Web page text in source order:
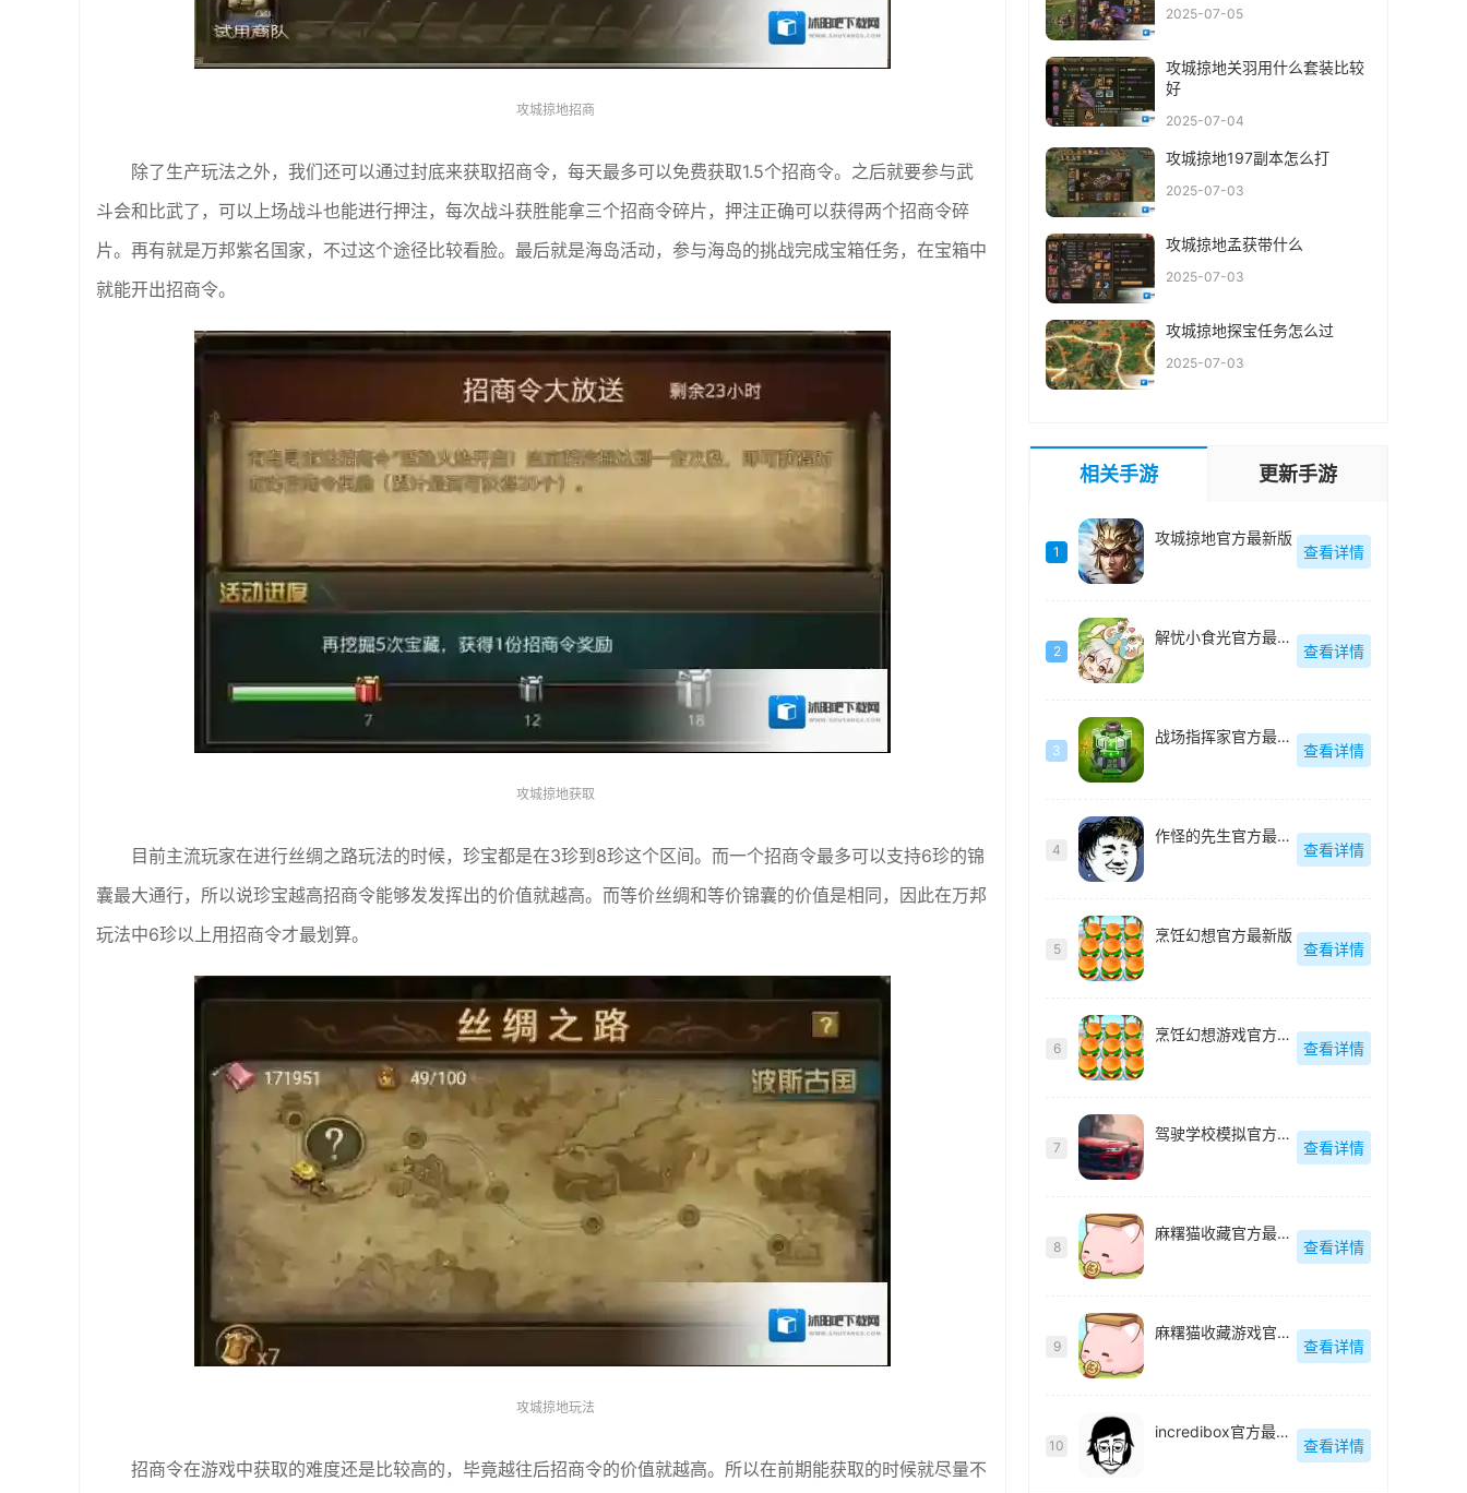
攻城掠地招商
除了生产玩法之外，我们还可以通过封底来获取招商令，每天最多可以免费获取1.5个招商令。之后就要参与武
斗会和比武了，可以上场战斗也能进行押注，每次战斗获胜能拿三个招商令碎片，押注正确可以获得两个招商令碎
片。再有就是万邦紫名国家，不过这个途径比较看脸。最后就是海岛活动，参与海岛的挑战完成宝箱任务，在宝箱中
就能开出招商令。
攻城掠地获取
目前主流玩家在进行丝绸之路玩法的时候，珍宝都是在3珍到8珍这个区间。而一个招商令最多可以支持6珍的锦
囊最大通行，所以说珍宝越高招商令能够发发挥出的价值就越高。而等价丝绸和等价锦囊的价值是相同，因此在万邦
玩法中6珍以上用招商令才最划算。
攻城掠地玩法
招商令在游戏中获取的难度还是比较高的，毕竟越往后招商令的价值就越高。所以在前期能获取的时候就尽量不
2025-07-05
攻城掠地关羽用什么套装比较
好
2025-07-04
攻城掠地197副本怎么打
2025-07-03
攻城掠地孟获带什么
2025-07-03
攻城掠地探宝任务怎么过
2025-07-03
相关手游 更新手游
1
攻城掠地官方最新版
查看详情
2
解忧小食光官方最新版
查看详情
3
战场指挥家官方最新版
查看详情
4
作怪的先生官方最新版
查看详情
5
烹饪幻想官方最新版
查看详情
6
烹饪幻想游戏官方最新版
查看详情
7
驾驶学校模拟官方最新版
查看详情
8
麻糬猫收藏官方最新版
查看详情
9
麻糬猫收藏游戏官方最新版
查看详情
10
incredibox官方最新版
查看详情